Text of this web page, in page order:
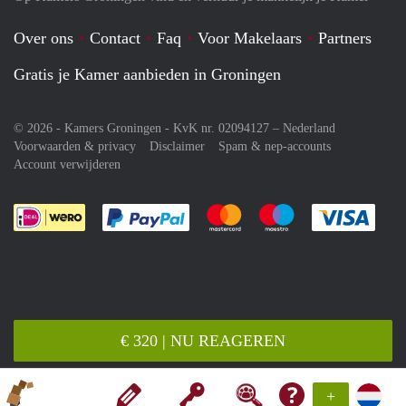
+
€ 320 | NU REAGEREN
Over ons Contact Faq Voor Makelaars
Partners
Gratis je Kamer aanbieden in Groningen
© 2026 - Kamers Groningen - KvK nr. 02094127 – Nederland
Voorwaarden & privacy
Disclaimer
Spam & nep-accounts
Account verwijderen
Je rekent gemakkelijk af met Paypal
Je rekent gemakkelijk af met
Je rekent